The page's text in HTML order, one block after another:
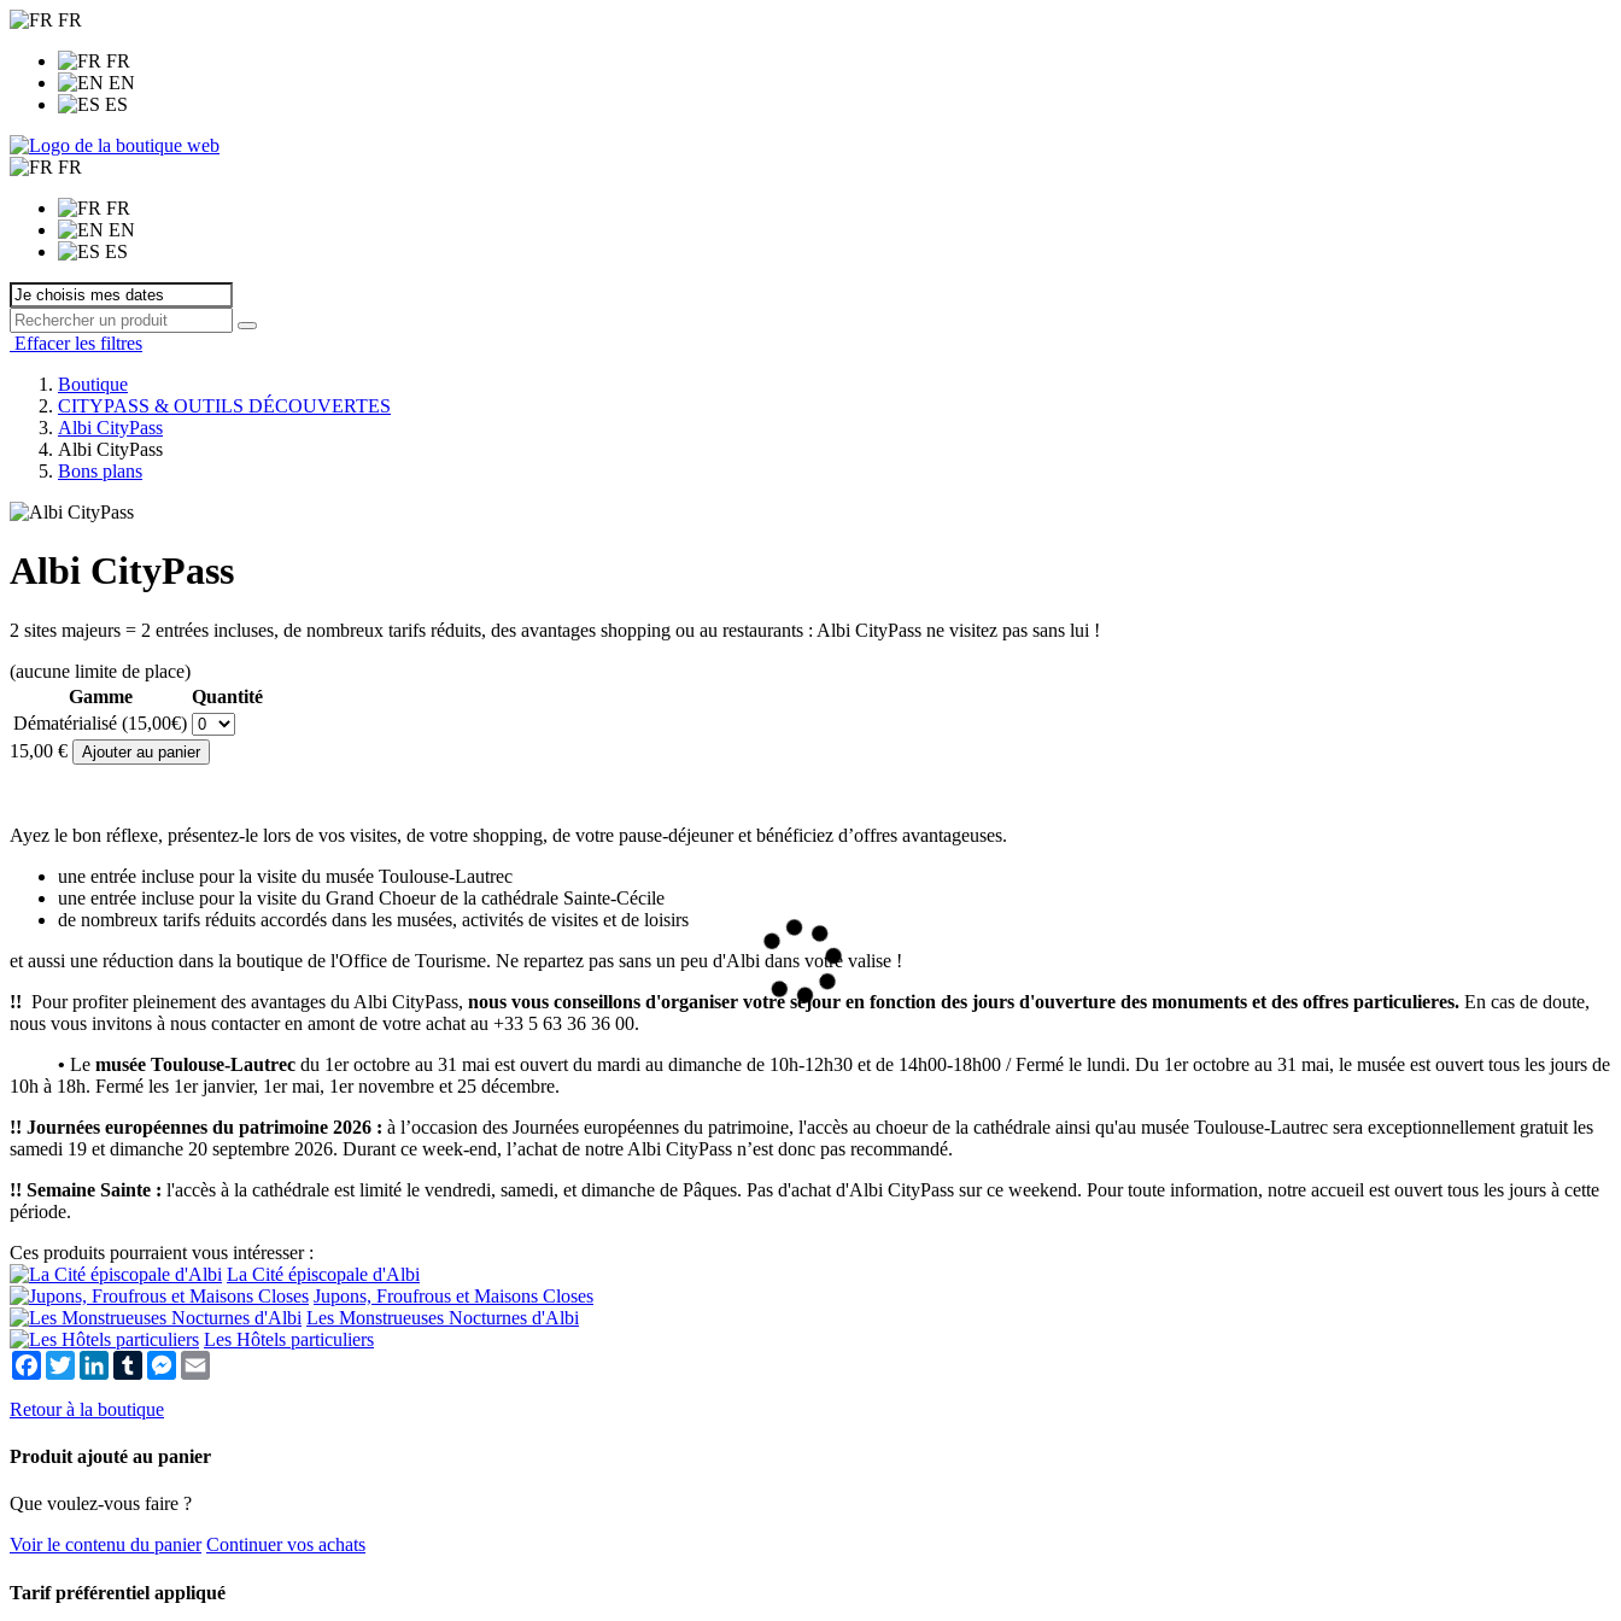
FR
FR
EN
ES
FR
FR
EN
ES
Effacer les filtres
Boutique
CITYPASS & OUTILS DÉCOUVERTES
Albi CityPass
Albi CityPass
Bons plans
Albi CityPass
2 sites majeurs = 2 entrées incluses, de nombreux tarifs réduits, des avantages shopping ou au restaurants : Albi CityPass ne visitez pas sans lui !
(aucune limite de place)
Gamme
Quantité
Dématérialisé (15,00€)
15,00 €
Ayez le bon réflexe, présentez-le lors de vos visites, de votre shopping, de votre pause-déjeuner et bénéficiez d’offres avantageuses.
une entrée incluse pour la visite du musée Toulouse-Lautrec
une entrée incluse pour la visite du Grand Choeur de la cathédrale Sainte-Cécile
de nombreux tarifs réduits accordés dans les musées, activités de visites et de loisirs
et aussi une réduction dans la boutique de l'Office de Tourisme. Ne repartez pas sans un peu d'Albi dans votre valise !
!! Pour profiter pleinement des avantages du Albi CityPass, nous vous conseillons d'organiser votre séjour en fonction des jours d'ouverture des monuments et des offres particulieres. En cas de doute,
nous vous invitons à nous contacter en amont de votre achat au +33 5 63 36 36 00.
• Le musée Toulouse-Lautrec du 1er octobre au 31 mai est ouvert du mardi au dimanche de 10h-12h30 et de 14h00-18h00 / Fermé le lundi. Du 1er octobre au 31 mai, le musée est ouvert tous les jours de
10h à 18h. Fermé les 1er janvier, 1er mai, 1er novembre et 25 décembre.
!! Journées européennes du patrimoine 2026 : à l’occasion des Journées européennes du patrimoine, l'accès au choeur de la cathédrale ainsi qu'au musée Toulouse-Lautrec sera exceptionnellement gratuit les
samedi 19 et dimanche 20 septembre 2026. Durant ce week-end, l’achat de notre Albi CityPass n’est donc pas recommandé.
!! Semaine Sainte : l'accès à la cathédrale est limité le vendredi, samedi, et dimanche de Pâques. Pas d'achat d'Albi CityPass sur ce weekend. Pour toute information, notre accueil est ouvert tous les jours à cette
période.
Ces produits pourraient vous intéresser :
La Cité épiscopale d'Albi
Jupons, Froufrous et Maisons Closes
Les Monstrueuses Nocturnes d'Albi
Les Hôtels particuliers
Facebook
TwitterLinkedIn
TumblrMessenger
Retour à la boutique
Produit ajouté au panier
Que voulez-vous faire ?
Voir le contenu du panier Continuer vos achats
Tarif préférentiel appliqué